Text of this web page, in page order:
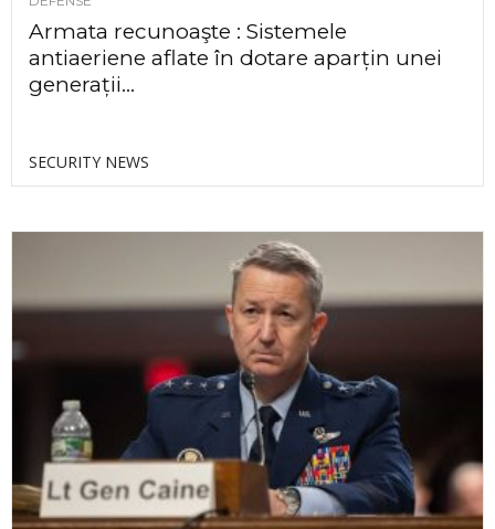
Armata recunoaşte : Sistemele
antiaeriene aflate în dotare aparțin unei
generații...
SECURITY NEWS